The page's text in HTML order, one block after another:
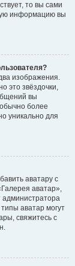
то вы сами
информацию вы
изображения.
это звёздочки,
вы
более
уникально для
аватару с
аватар»,
администратора
аватар могут
свяжитесь с